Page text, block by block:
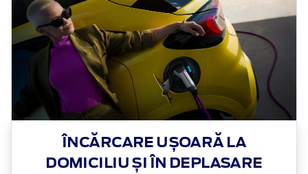
ÎNCĂRCARE UȘOARĂ LA
DOMICILIU ȘI ÎN DEPLASARE